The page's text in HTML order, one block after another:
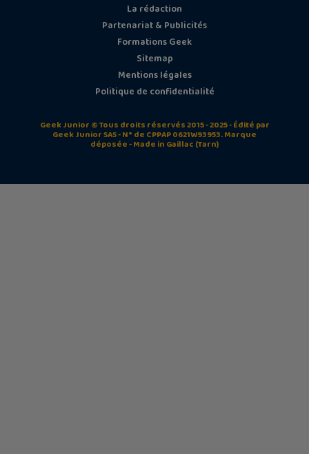
La rédaction
Partenariat & Publicités
Formations Geek
Sitemap
Mentions légales
Politique de confidentialité
Geek Junior © Tous droits réservés 2015 - 2025 - Édité par
Geek Junior SAS - N° de CPPAP 0621W93953. Marque
déposée - Made in Gaillac (Tarn)